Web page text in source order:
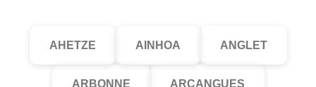
AHETZE AINHOA ANGLET
ARBONNE ARCANGUES